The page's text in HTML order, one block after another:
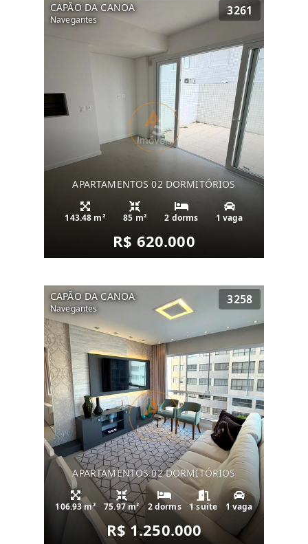
CAPÃO DA CANOA
Navegantes
3261
APARTAMENTOS 02 DORMITÓRIOS
143.48 m² 85 m² 2 dorms 1 vaga
R$ 620.000
CAPÃO DA CANOA
Navegantes
3258
APARTAMENTOS 02 DORMITÓRIOS
106.93 m² 75.97 m² 2 dorms 1 suíte 1 vaga
R$ 1.250.000